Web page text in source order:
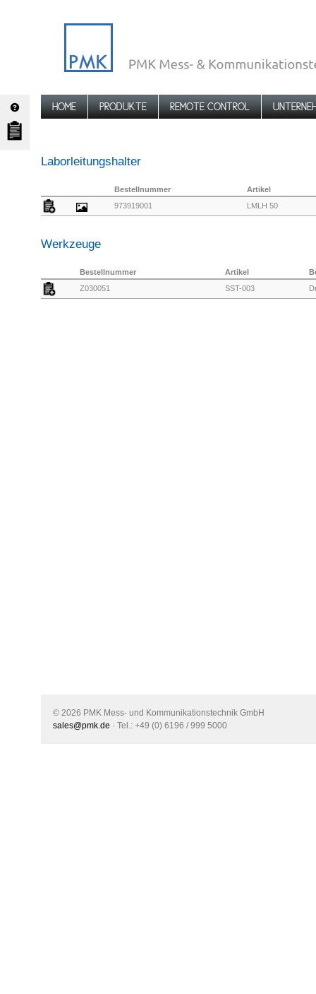
HOME PRODUKTE REMOTE CONTROL
Laborleitungshalter
Bestellnummer
Artikel
973919001
LMLH 50
Werkzeuge
Bestellnummer Artikel
Z030051
SST-003
© 2026 PMK Mess- und Kommunikationstechnik GmbH
sales@pmk.de · Tel.: +49 (0) 6196 / 999 5000